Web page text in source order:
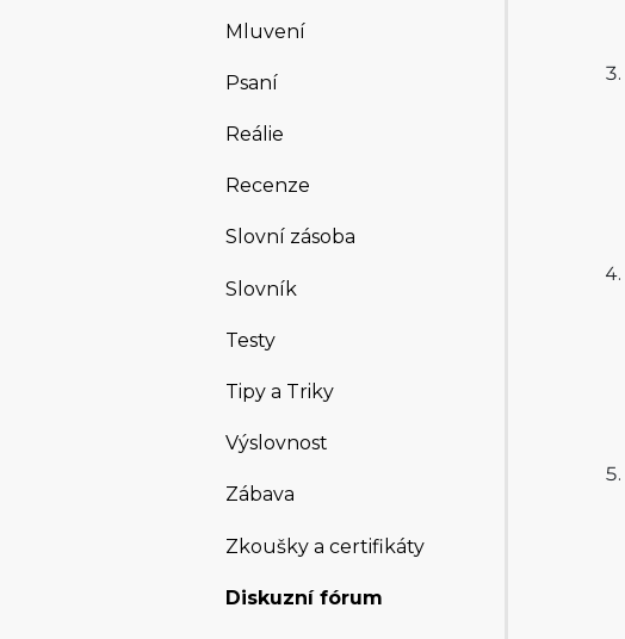
Mluvení
Psaní
Reálie
Recenze
Slovní zásoba
Slovník
Testy
Tipy a Triky
Výslovnost
Zábava
Zkoušky a certifikáty
Diskuzní fórum